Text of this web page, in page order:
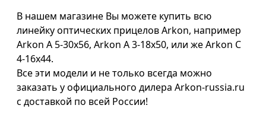
В нашем магазине Вы можете купить всю
линейку оптических прицелов Arkon, например
Arkon A 5-30x56, Arkon A 3-18x50, или же Arkon C
4-16x44.
Все эти модели и не только всегда можно
заказать у официального дилера Arkon-russia.ru
с доставкой по всей России!